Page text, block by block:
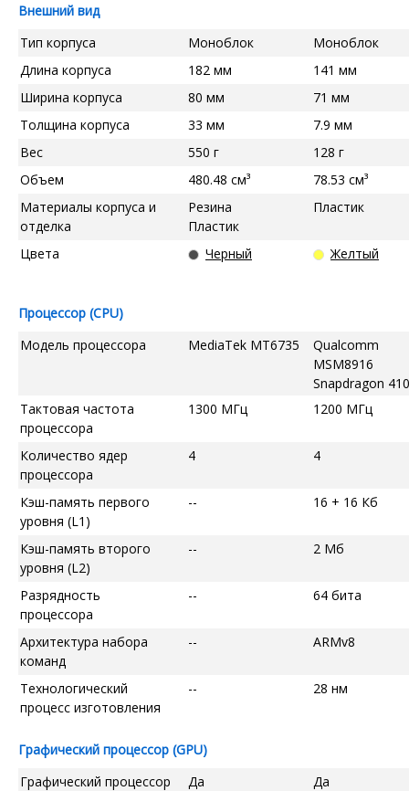
Внешний вид
Тип корпуса
Моноблок
Моноблок
Длина корпуса
182 мм
141 мм
Ширина корпуса
80 мм
71 мм
Толщина корпуса
33 мм
7.9 мм
Вес
550 г
128 г
Объем
480.48 см³
78.53 см³
Материалы корпуса и
отделка
Резина
Пластик
Пластик
Цвета Черный Желтый
Процессор (CPU)
Модель процессора
MediaTek MT6735
Qualcomm
MSM8916
Snapdragon 410
Тактовая частота
процессора
1300 МГц 1200 МГц
Количество ядер
процессора
4 4
Кэш-память первого
уровня (L1)
-- 16 + 16 Кб
Кэш-память второго
уровня (L2)
-- 2 Мб
Разрядность
процессора
-- 64 бита
Архитектура набора
команд
-- ARMv8
Технологический
процесс изготовления
-- 28 нм
Графический процессор (GPU)
Графический процессор
Да
Да